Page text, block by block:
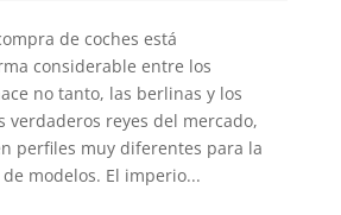
de coches está
considerable entre los
no tanto, las berlinas y los
verdaderos reyes del mercado,
perfiles muy diferentes para la
modelos. El imperio...